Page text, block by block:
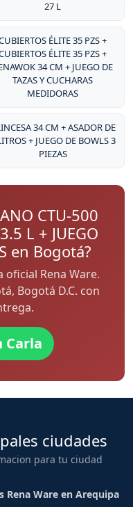
27 L
ÉLITE 35 PZS +
ÉLITE 35 PZS +
34 CM + JUEGO DE
TAZAS Y CUCHARAS
MEDIDORAS
34 CM + ASADOR DE
+ JUEGO DE BOWLS 3
PIEZAS
CTU-500
L + JUEGO
en Bogotá?
oficial Rena Ware.
Bogotá D.C. con
Carla
ciudades
para tu ciudad
Rena Ware en Arequipa